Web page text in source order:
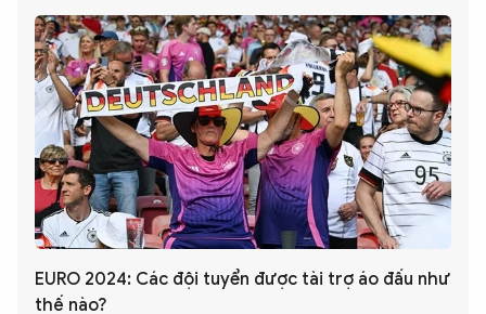
EURO 2024: Các đội tuyển được tài trợ áo đấu như
thế nào?